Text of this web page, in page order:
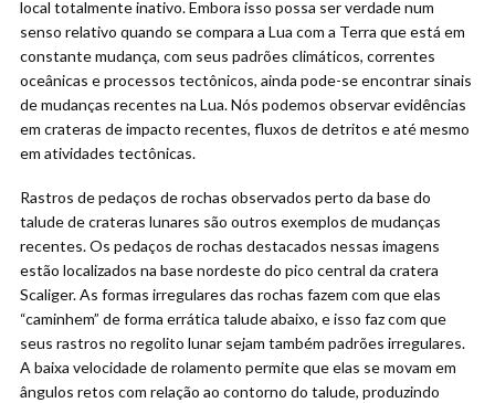
local totalmente inativo. Embora isso possa ser verdade num
senso relativo quando se compara a Lua com a Terra que está em
constante mudança, com seus padrões climáticos, correntes
oceânicas e processos tectônicos, ainda pode-se encontrar sinais
de mudanças recentes na Lua. Nós podemos observar evidências
em crateras de impacto recentes, fluxos de detritos e até mesmo
em atividades tectônicas.
Rastros de pedaços de rochas observados perto da base do
talude de crateras lunares são outros exemplos de mudanças
recentes. Os pedaços de rochas destacados nessas imagens
estão localizados na base nordeste do pico central da cratera
Scaliger. As formas irregulares das rochas fazem com que elas
“caminhem” de forma errática talude abaixo, e isso faz com que
seus rastros no regolito lunar sejam também padrões irregulares.
A baixa velocidade de rolamento permite que elas se movam em
ângulos retos com relação ao contorno do talude, produzindo